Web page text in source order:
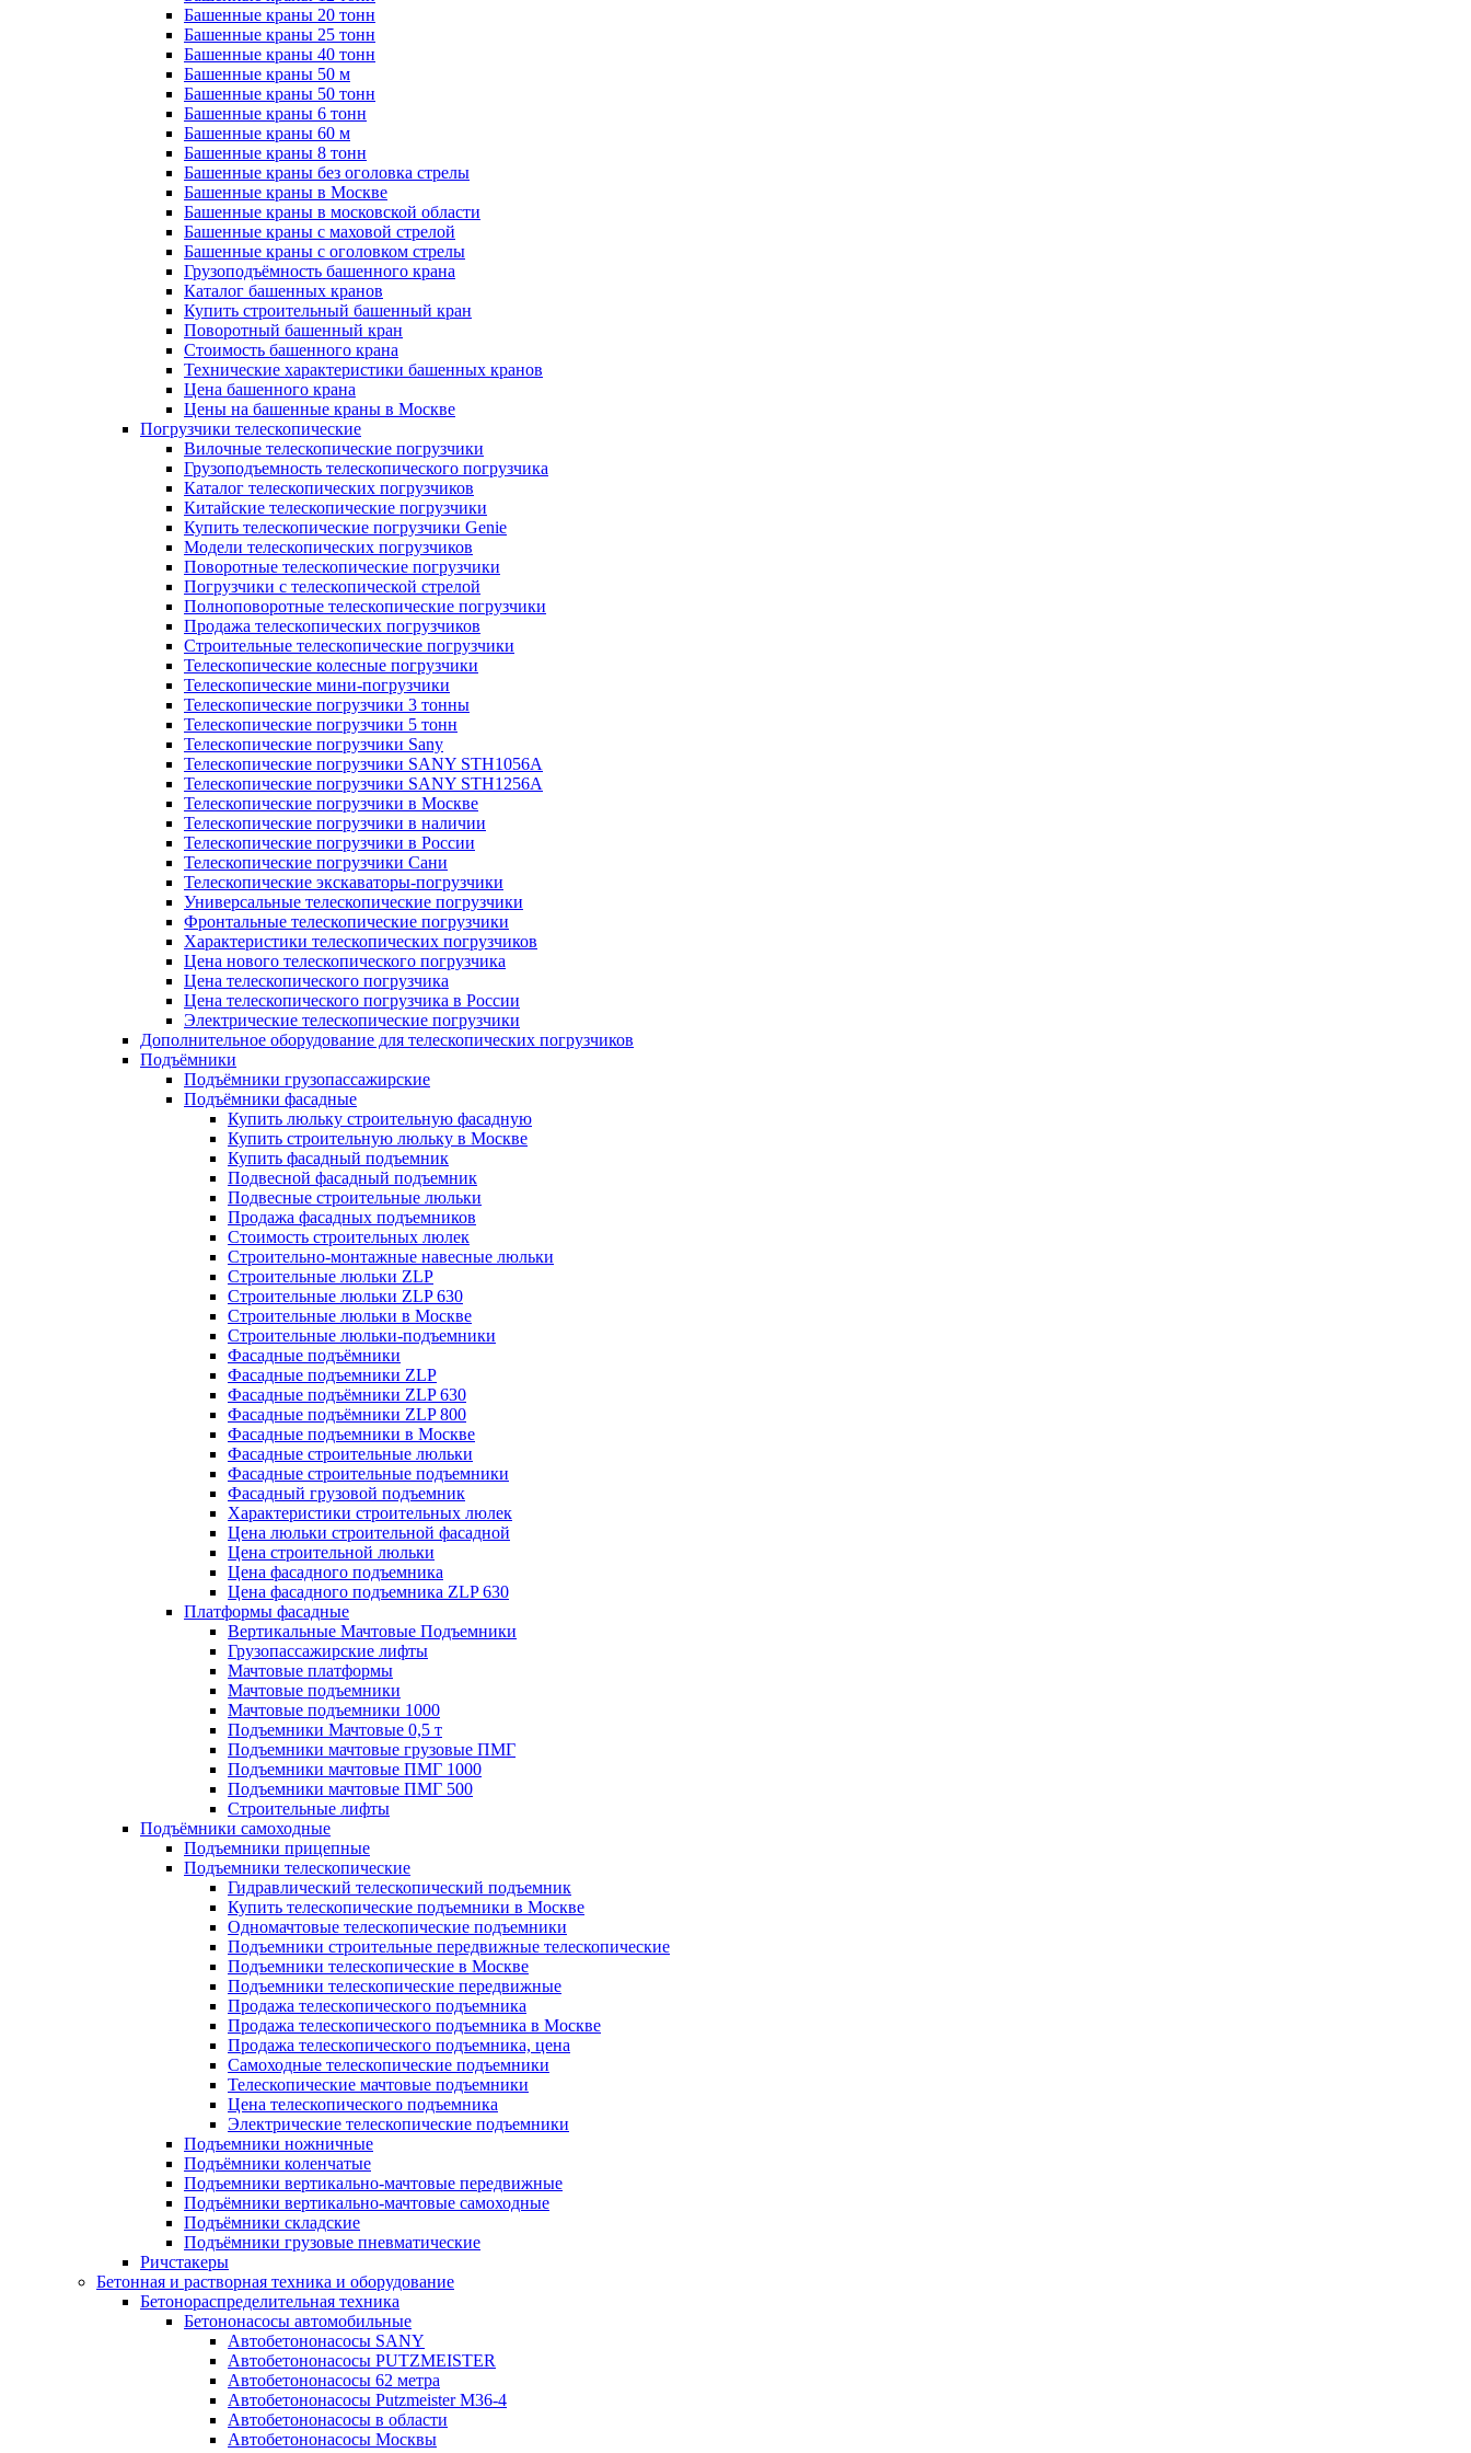
Башенные краны 20 тонн
Башенные краны 25 тонн
Башенные краны 40 тонн
Башенные краны 50 м
Башенные краны 50 тонн
Башенные краны 6 тонн
Башенные краны 60 м
Башенные краны 8 тонн
Башенные краны без оголовка стрелы
Башенные краны в Москве
Башенные краны в московской области
Башенные краны с маховой стрелой
Башенные краны с оголовком стрелы
Грузоподъёмность башенного крана
Каталог башенных кранов
Купить строительный башенный кран
Поворотный башенный кран
Стоимость башенного крана
Технические характеристики башенных кранов
Цена башенного крана
Цены на башенные краны в Москве
Погрузчики телескопические
Вилочные телескопические погрузчики
Грузоподъемность телескопического погрузчика
Каталог телескопических погрузчиков
Китайские телескопические погрузчики
Купить телескопические погрузчики Genie
Модели телескопических погрузчиков
Поворотные телескопические погрузчики
Погрузчики с телескопической стрелой
Полноповоротные телескопические погрузчики
Продажа телескопических погрузчиков
Строительные телескопические погрузчики
Телескопические колесные погрузчики
Телескопические мини-погрузчики
Телескопические погрузчики 3 тонны
Телескопические погрузчики 5 тонн
Телескопические погрузчики Sany
Телескопические погрузчики SANY STH1056А
Телескопические погрузчики SANY STH1256A
Телескопические погрузчики в Москве
Телескопические погрузчики в наличии
Телескопические погрузчики в России
Телескопические погрузчики Сани
Телескопические экскаваторы-погрузчики
Универсальные телескопические погрузчики
Фронтальные телескопические погрузчики
Характеристики телескопических погрузчиков
Цена нового телескопического погрузчика
Цена телескопического погрузчика
Цена телескопического погрузчика в России
Электрические телескопические погрузчики
Дополнительное оборудование для телескопических погрузчиков
Подъёмники
Подъёмники грузопассажирские
Подъёмники фасадные
Купить люльку строительную фасадную
Купить строительную люльку в Москве
Купить фасадный подъемник
Подвесной фасадный подъемник
Подвесные строительные люльки
Продажа фасадных подъемников
Стоимость строительных люлек
Строительно-монтажные навесные люльки
Строительные люльки ZLP
Строительные люльки ZLP 630
Строительные люльки в Москве
Строительные люльки-подъемники
Фасадные подъёмники
Фасадные подъемники ZLP
Фасадные подъёмники ZLP 630
Фасадные подъёмники ZLP 800
Фасадные подъемники в Москве
Фасадные строительные люльки
Фасадные строительные подъемники
Фасадный грузовой подъемник
Характеристики строительных люлек
Цена люльки строительной фасадной
Цена строительной люльки
Цена фасадного подъемника
Цена фасадного подъемника ZLP 630
Платформы фасадные
Вертикальные Мачтовые Подъемники
Грузопассажирские лифты
Мачтовые платформы
Мачтовые подъемники
Мачтовые подъемники 1000
Подъемники Мачтовые 0,5 т
Подъемники мачтовые грузовые ПМГ
Подъемники мачтовые ПМГ 1000
Подъемники мачтовые ПМГ 500
Строительные лифты
Подъёмники самоходные
Подъемники прицепные
Подъемники телескопические
Гидравлический телескопический подъемник
Купить телескопические подъемники в Москве
Одномачтовые телескопические подъемники
Подъемники строительные передвижные телескопические
Подъемники телескопические в Москве
Подъемники телескопические передвижные
Продажа телескопического подъемника
Продажа телескопического подъемника в Москве
Продажа телескопического подъемника, цена
Самоходные телескопические подъемники
Телескопические мачтовые подъемники
Цена телескопического подъемника
Электрические телескопические подъемники
Подъемники ножничные
Подъёмники коленчатые
Подъемники вертикально-мачтовые передвижные
Подъёмники вертикально-мачтовые самоходные
Подъёмники складские
Подъёмники грузовые пневматические
Ричстакеры
Бетонная и растворная техника и оборудование
Бетонораспределительная техника
Бетононасосы автомобильные
Автобетононасосы SANY
Автобетононасосы PUTZMEISTER
Автобетононасосы 62 метра
Автобетононасосы Putzmeister M36-4
Автобетононасосы в области
Автобетононасосы Москвы